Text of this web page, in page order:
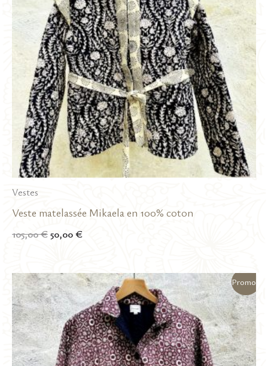
Vestes
Veste matelassée Mikaela en 100% coton
105,00€Le
était :
105,00 €.
50,00€Le
est :
50,00 €.
Promo !